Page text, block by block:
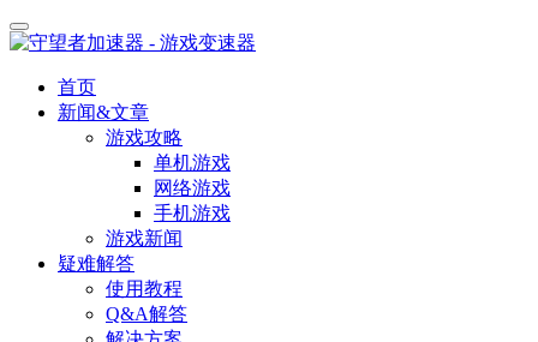
首页
新闻&文章
游戏攻略
单机游戏
网络游戏
手机游戏
游戏新闻
疑难解答
使用教程
Q&A解答